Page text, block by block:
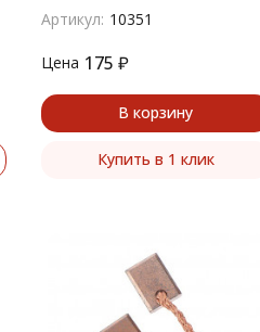
Артикул: 10351
Цена 175 ₽
В корзину
Купить в 1 клик